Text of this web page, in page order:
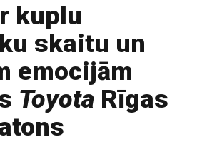
kuplu
skaitu un
emocijām
Toyota Rīgas